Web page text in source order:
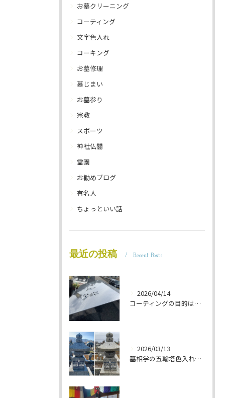
お墓クリーニング
コーティング
文字色入れ
コーキング
お墓修理
墓じまい
お墓参り
宗教
スポーツ
神社仏閣
霊園
お勧めブログ
有名人
ちょっといい話
最近の投稿 Recent Posts
2026/04/14
コーティングの目的は 墓石を保護することです 岐阜のお墓掃除屋「磨き専隊」です
2026/03/13
墓相学の五輪塔色入れ 岐阜のお墓掃除屋「磨き専隊」です